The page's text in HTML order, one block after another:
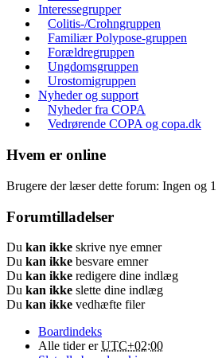
Interessegrupper
Colitis-/Crohngruppen
Familiær Polypose-gruppen
Forældregruppen
Ungdomsgruppen
Urostomigruppen
Nyheder og support
Nyheder fra COPA
Vedrørende COPA og copa.dk
Hvem er online
Brugere der læser dette forum: Ingen og
Forumtilladelser
Du kan ikke skrive nye emner
Du kan ikke besvare emner
Du kan ikke redigere dine indlæg
Du kan ikke slette dine indlæg
Du kan ikke vedhæfte filer
Boardindeks
Alle tider erUTC+02:00